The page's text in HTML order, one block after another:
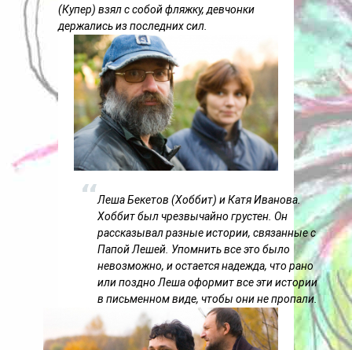
(Купер) взял с собой фляжку, девчонки
держались из последних сил.
Леша Бекетов (Хоббит) и Катя Иванова.
Хоббит был чрезвычайно грустен. Он
рассказывал разные истории, связанные с
Папой Лешей. Упомнить все это было
невозможно, и остается надежда, что рано
или поздно Леша оформит все эти истории
в письменном виде, чтобы они не пропали.